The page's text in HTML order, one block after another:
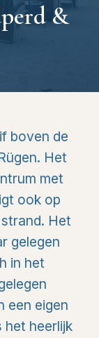
&
boven de
Het
met
ook op
Het
gelegen
in het
een eigen
het heerlijk